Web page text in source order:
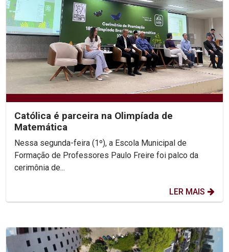
Católica é parceira na Olimpíada de
Matemática
Nessa segunda-feira (1º), a Escola Municipal de
Formação de Professores Paulo Freire foi palco da
cerimônia de...
LER MAIS